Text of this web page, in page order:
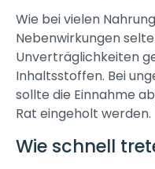
Wie bei vielen
Nebenwirkungen
Unverträglichkeiten
Inhaltsstoffen. Bei
sollte die Einnahme
Rat eingeholt werden.
Wie schnell